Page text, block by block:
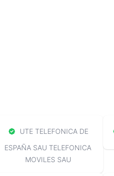
UTE TELEFONICA DE
ESPAÑA SAU TELEFONICA
MOVILES SAU